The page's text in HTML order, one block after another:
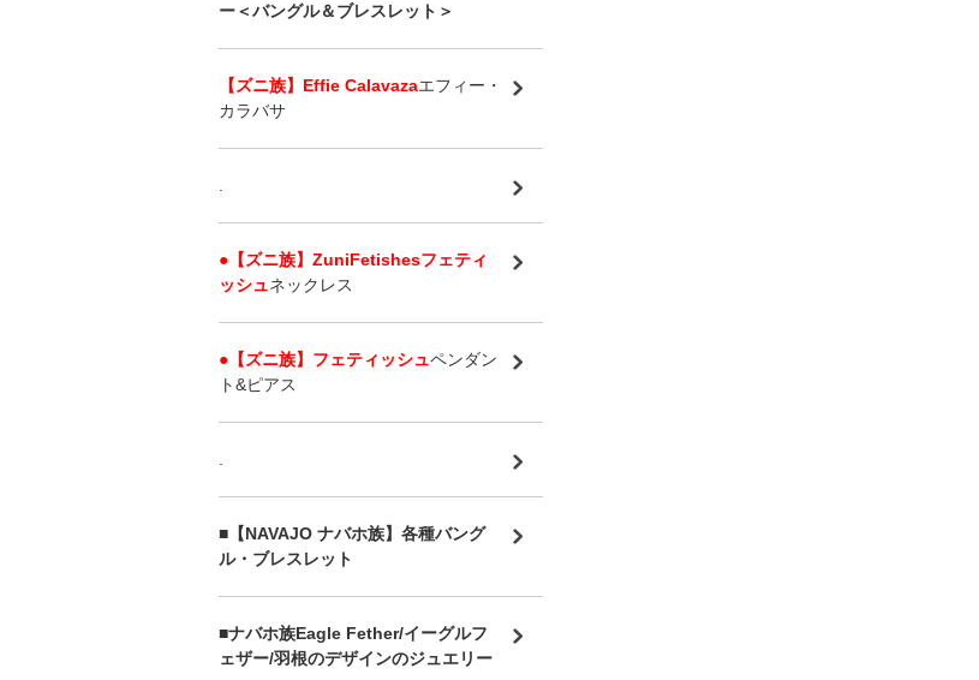
ー＜バングル＆ブレスレット＞
【ズニ族】Effie Calavazaエフィー・
カラバサ
●【ズニ族】ZuniFetishesフェティ
ッシュネックレス
●【ズニ族】フェティッシュペンダン
ト&ピアス
■【NAVAJO ナバホ族】各種バング
ル・ブレスレット
■ナバホ族Eagle Fether/イーグルフ
ェザー/羽根のデザインのジュエリー